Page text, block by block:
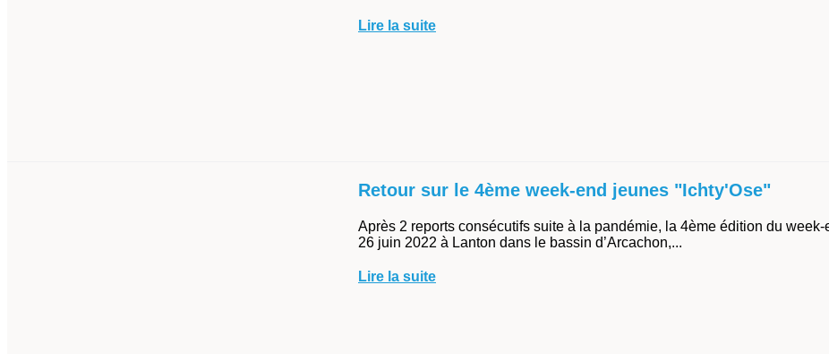
Lire la suite
Retour sur le 4ème week-end jeunes "Ichty'Ose"
Après 2 reports consécutifs suite à la pandémie, la 4ème édition du
26 juin 2022 à Lanton dans le bassin d’Arcachon,...
Lire la suite